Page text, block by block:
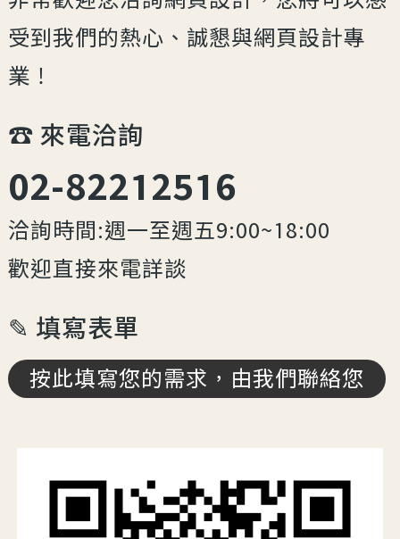
受到我們的熱心、誠懇與網頁設計專
業！
☎︎ 來電洽詢
02-82212516
洽詢時間:週一至週五9:00~18:00
歡迎直接來電詳談
✎ 填寫表單
按此填寫您的需求，由我們聯絡您